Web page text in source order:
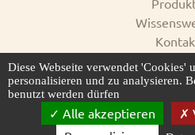
AGB &
Diese Webseite verwendet 'Cookies'
personalisieren und zu analysieren.
benutzt werden dürfen
Alle akzeptieren